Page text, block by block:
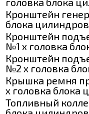
Кронштейн
блока цилиндров
Кронштейн
№1 х головка
Кронштейн
№2 х головка
Крышка ремня
х головка блока
Топливный